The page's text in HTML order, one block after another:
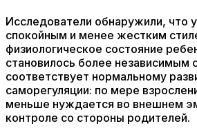
Исследователи обнаружили, что
спокойным и менее жестким
физиологическое состояние
становилось более независимым
соответствует нормальному
саморегуляции: по мере
меньше нуждается во внешнем
контроле со стороны родителей.